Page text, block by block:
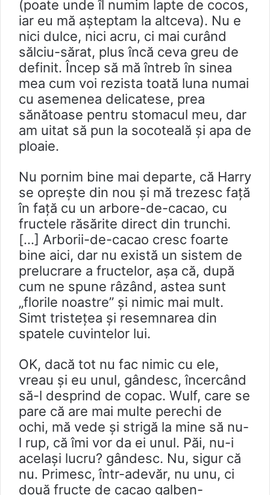
(poate unde îl numim lapte de cocos,
iar eu mă așteptam la altceva). Nu e
nici dulce, nici acru, ci mai curând
sălciu-sărat, plus încă ceva greu de
definit. Încep să mă întreb în sinea
mea cum voi rezista toată luna numai
cu asemenea delicatese, prea
sănătoase pentru stomacul meu, dar
am uitat să pun la socoteală şi apa de
ploaie.
Nu pornim bine mai departe, că Harry
se oprește din nou și mă trezesc față
în față cu un arbore-de-cacao, cu
fructele răsărite direct din trunchi.
[…] Arborii-de-cacao cresc foarte
bine aici, dar nu există un sistem de
prelucrare a fructelor, aşa că, după
cum ne spune râzând, astea sunt
„florile noastre” şi nimic mai mult.
Simt tristețea şi resemnarea din
spatele cuvintelor lui.
OK, dacă tot nu fac nimic cu ele,
vreau și eu unul, gândesc, încercând
să-l desprind de copac. Wulf, care se
pare că are mai multe perechi de
ochi, mă vede şi strigă la mine să nu-
l rup, că îmi vor da ei unul. Păi, nu-i
acelaşi lucru? gândesc. Nu, sigur că
nu. Primesc, într-adevăr, nu unu, ci
două fructe de cacao galben-